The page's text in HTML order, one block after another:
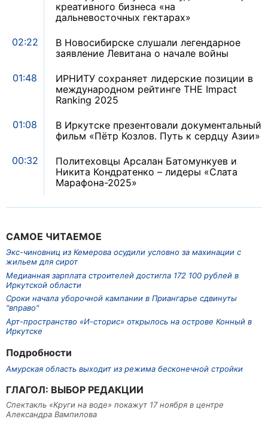
САМОЕ ЧИТАЕМОЕ
Экс-чиновниц из Кемерова осудили условно за махинации с
жильем для сирот
Медианная зарплата строителей достигла 172 100 рублей в
Иркутской области
Сроки начала уборочной кампании в Приангарье сдвинуты
"вправо"
Арт-пространство «И-сторис» открылось на острове Конный в
Иркутске
Подробности
Амурская область выходит из режима бесконечной стройки
ГЛАГОЛ: ВЫБОР РЕДАКЦИИ
Спектакль «Круги на воде» покажут 17 ноября в центре
Александра Вампилова
креативного бизнеса «на
дальневосточных гектарах»
02:22
В Новосибирске слушали легендарное
заявление Левитана о начале войны
01:48
ИРНИТУ сохраняет лидерские позиции в
международном рейтинге THE Impact
Ranking 2025
01:08
В Иркутске презентовали документальный
фильм «Пётр Козлов. Путь к сердцу Азии»
00:32
Политеховцы Арсалан Батомункуев и
Никита Кондратенко – лидеры «Слата
Марафона-2025»